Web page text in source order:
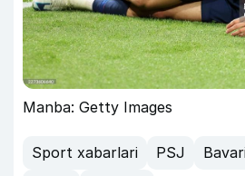
Manba: Getty Images
Sport xabarlari PSJ